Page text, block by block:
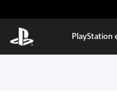
PlayStation